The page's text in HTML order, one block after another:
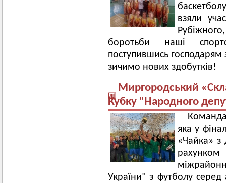
взяли
боротьби наші
поступившись господарям
зичимо нових здобутків!
Миргородський
Кубку "Народного
яка у
«Чайка» з
України" з футболу